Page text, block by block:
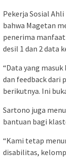
Pekerja Sosial
bahwa Magetan
penerima
desil 1 dan 2 data
“Data yang
dan feedback dari
berikutnya. Ini
Sartono juga
bantuan bagi
“Kami tetap
disabilitas,